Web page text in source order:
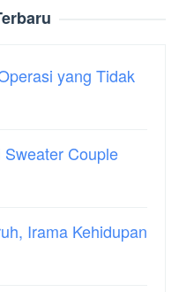
yang Tidak
Couple
Irama Kehidupan